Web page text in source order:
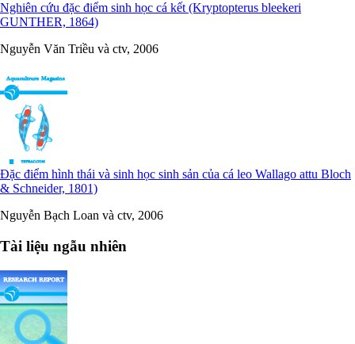
Nghiên cứu đặc điểm sinh học cá kết (Kryptopterus bleekeri
GUNTHER, 1864)
Nguyễn Văn Triều và ctv, 2006
Đặc điểm hình thái và sinh học sinh sản của cá leo Wallago attu Bloch
& Schneider, 1801)
Nguyễn Bạch Loan và ctv, 2006
Tài liệu ngẫu nhiên